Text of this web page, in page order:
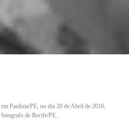
Paulista/PE, no dia 20 de Abril de 2016,
de Recife/PE.